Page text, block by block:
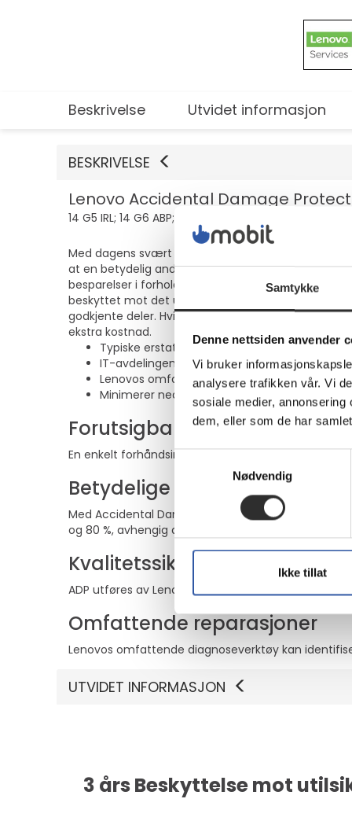
Samtykke
Denne nettsiden anvender
Vi bruker
analysere trafikken vår. Vi
sosiale medier,
dem, eller som de har
Samtykkevalg
Nødvendig
Ikke tillat
Beskrivelse Utvidet informasjon
BESKRIVELSE
Lenovo Accidental Damage
14 G5 IRL; 14 G6 ABP; 16 G6 ABP; ThinkCentre neo 30a
Med dagens svært mobile brukere er det ikke til å
at en betydelig andel av brukerne vil oppleve
besparelser i forhold til udekkede reparasjoner.
beskyttet mot det uventede. Gjennom det
godkjente deler. Hvis den ikke er så skadet at den
ekstra kostnad.
Typiske erstatningskostnader for vanlige
IT-avdelingene slipper å kjøpe inn og
Lenovos omfattende
Minimerer nedetid og maksimerer
Forutsigbare budsjetter
En enkelt forhåndsinvestering gjør det mulig å
Betydelige besparelser
Med Accidental Damage Protection oppnår du
og 80 %, avhengig av maskin og reparasjon.
Kvalitetssikring
ADP utføres av Lenovo-utdannede teknikere som
Omfattende reparasjoner
Lenovos omfattende diagnoseverktøy kan
UTVIDET INFORMASJON
3 årsBeskyttelse mot